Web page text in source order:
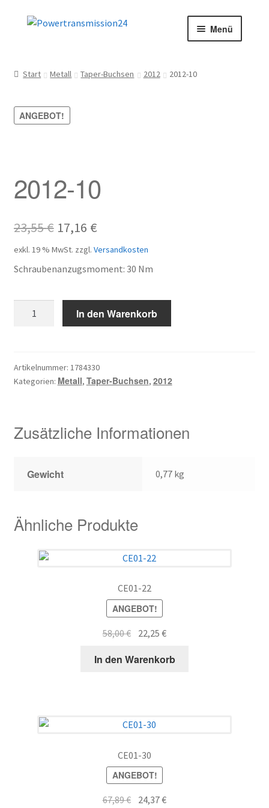
Zur
Zum
Menü
Blog
Impressum
Kontakt
Mein Konto
Versandarten
Wiederruf
Zahlungsarten
Start Metall Taper-Buchsen 2012 2012-10
ANGEBOT!
2012-10
23,55€ Ursprünglicher
Preis
war:
17,16 €Aktueller
Preis
ist:
exkl. 19 % MwSt. zzgl. Versandkosten
Schraubenanzugsmoment: 30 Nm
In den Warenkorb
Artikelnummer: 1784330
Kategorien: Metall, Taper-Buchsen, 2012
Zusätzliche Informationen
Gewicht 0,77 kg
Ähnliche Produkte
CE01-22
ANGEBOT!
58,00€ Ursprünglicher
war:
22,25€Aktueller
ist:
In den Warenkorb
CE01-30
ANGEBOT!
67,89€ Ursprünglicher
24,37€Aktueller